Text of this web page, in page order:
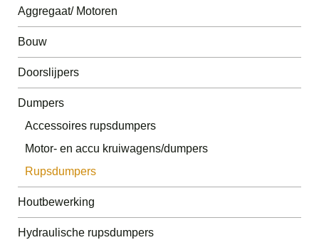
Aggregaat/ Motoren
Bouw
Doorslijpers
Dumpers
Accessoires rupsdumpers
Motor- en accu kruiwagens/dumpers
Rupsdumpers
Houtbewerking
Hydraulische rupsdumpers